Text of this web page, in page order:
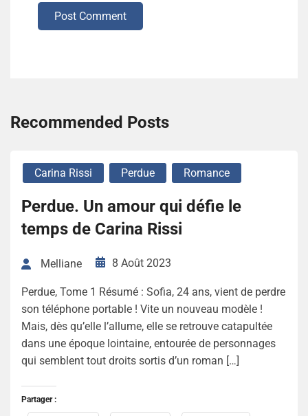
Post Comment
Recommended Posts
Carina Rissi Perdue Romance
Perdue. Un amour qui défie le
temps de Carina Rissi
Melliane 8 Août 2023
Perdue, Tome 1 Résumé : Sofia, 24 ans, vient de perdre
son téléphone portable ! Vite un nouveau modèle !
Mais, dès qu’elle l’allume, elle se retrouve catapultée
dans une époque lointaine, entourée de personnages
qui semblent tout droits sortis d’un roman […]
Partager :